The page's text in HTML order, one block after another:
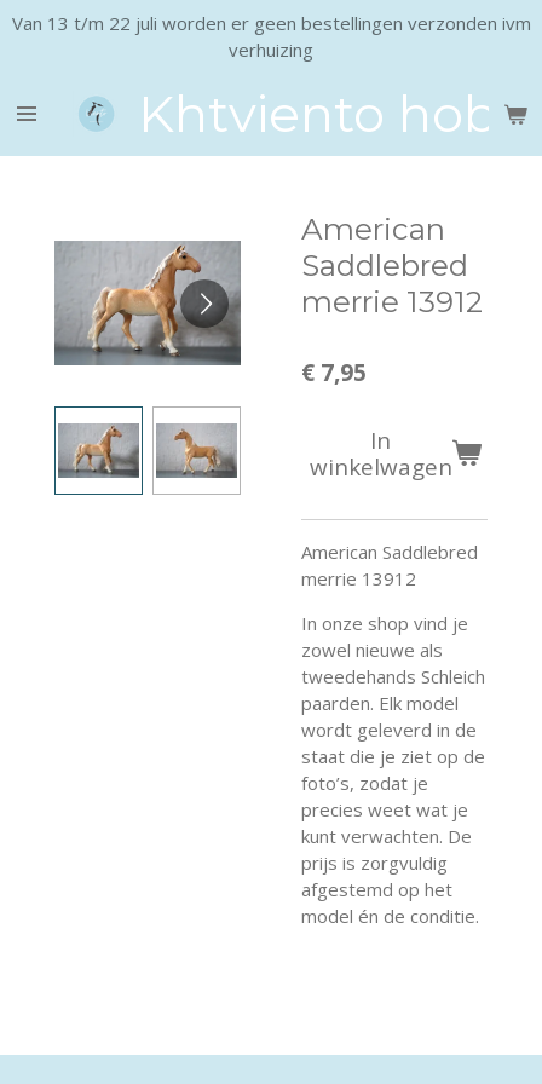
Ga
de
hoofdinhoud
Khtviento
Van 13 t/m 22 juli worden er geen bestellingen verzonden ivm
verhuizing
American
Saddlebred
merrie 13912
€ 7,95
In
winkelwagen
American Saddlebred
merrie 13912
In onze shop vind je
zowel nieuwe als
tweedehands Schleich
paarden. Elk model
wordt geleverd in de
staat die je ziet op de
foto’s, zodat je
precies weet wat je
kunt verwachten. De
prijs is zorgvuldig
afgestemd op het
model én de conditie.